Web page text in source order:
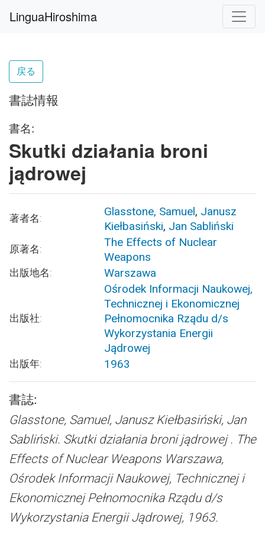
LinguaHiroshima
戻る
書誌情報
書名:
Skutki działania broni
jądrowej
著者名: Glasstone, Samuel, Janusz
Kiełbasiński, Jan Sabliński
原著名:
The Effects of Nuclear
Weapons
出版地名: Warszawa
出版社:
Ośrodek Informacji Naukowej,
Technicznej i Ekonomicznej
Pełnomocnika Rządu d/s
Wykorzystania Energii
Jądrowej
出版年: 1963
書誌:
Glasstone, Samuel, Janusz Kiełbasiński, Jan
Sabliński. Skutki działania broni jądrowej . The
Effects of Nuclear Weapons Warszawa,
Ośrodek Informacji Naukowej, Technicznej i
Ekonomicznej Pełnomocnika Rządu d/s
Wykorzystania Energii Jądrowej, 1963.